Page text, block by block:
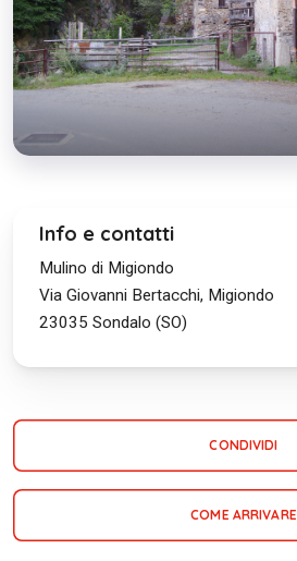
Info e contatti
Mulino di Migiondo
Via Giovanni Bertacchi, Migiondo
23035 Sondalo (SO)
CONDIVIDI
COME ARRIVARE